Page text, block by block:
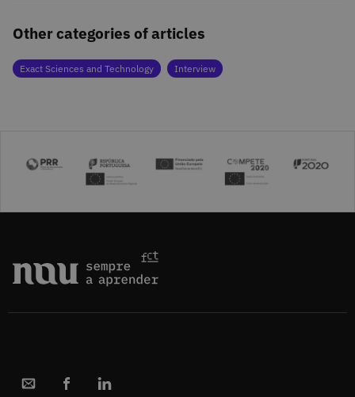
Other categories of articles
Exact Sciences and Technology Interview